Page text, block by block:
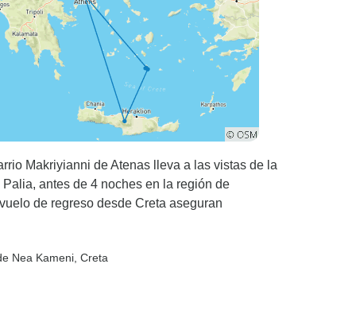
Makriyianni de Atenas lleva a las vistas de la
antes de 4 noches en la región de
de regreso desde Creta aseguran
Nea Kameni , Creta